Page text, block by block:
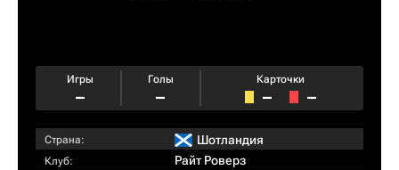
Игры
–
Голы
–
Карточки
– –
Страна: Шотландия
Клуб: Райт Роверз